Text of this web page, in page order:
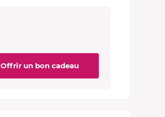
Offrir un bon cadeau